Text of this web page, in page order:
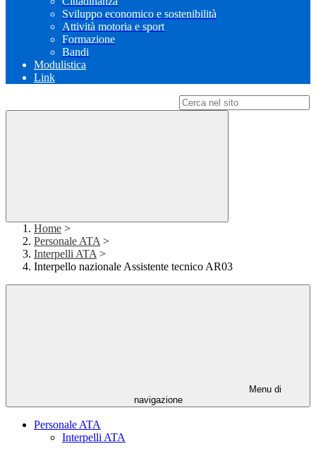
Sviluppo economico e sostenibilità
Attività motoria e sport
Formazione
Bandi
Modulistica
Link
Home >
Personale ATA >
Interpelli ATA >
Interpello nazionale Assistente tecnico AR03
Menu di
navigazione
Personale ATA
Interpelli ATA